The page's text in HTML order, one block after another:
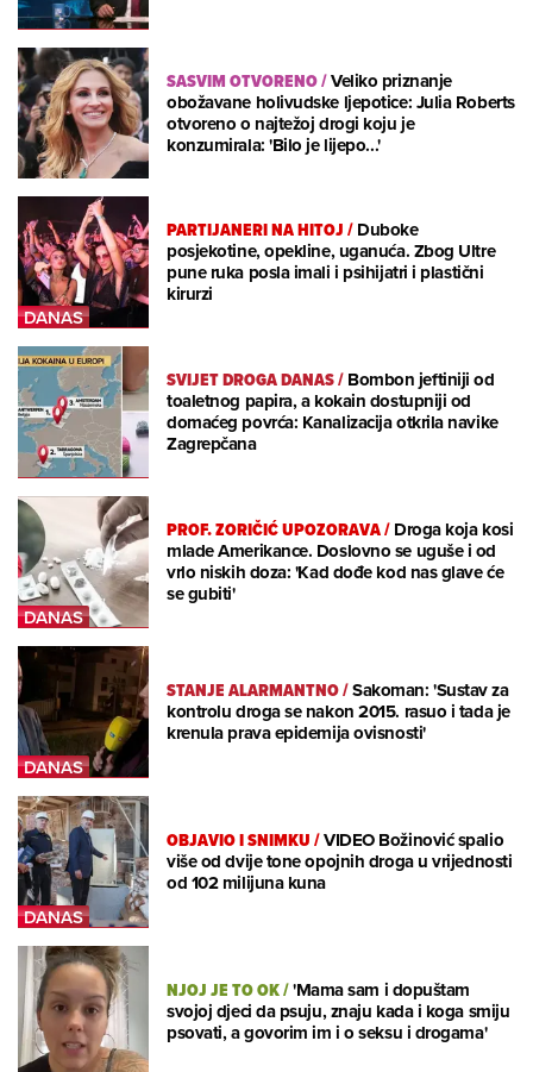
SASVIM OTVORENO/Veliko priznanje
obožavane holivudske ljepotice: Julia Roberts
otvoreno o najtežoj drogi koju je
konzumirala: 'Bilo je lijepo...'
PARTIJANERI NA HITOJ/Duboke
posjekotine, opekline, uganuća. Zbog Ultre
pune ruka posla imali i psihijatri i plastični
kirurzi
SVIJET DROGA DANAS/Bombon jeftiniji od
toaletnog papira, a kokain dostupniji od
domaćeg povrća: Kanalizacija otkrila navike
Zagrepčana
PROF. ZORIČIĆ UPOZORAVA/Droga koja kosi
mlade Amerikance. Doslovno se uguše i od
vrlo niskih doza: 'Kad dođe kod nas glave će
se gubiti'
STANJE ALARMANTNO/Sakoman: 'Sustav za
kontrolu droga se nakon 2015. rasuo i tada je
krenula prava epidemija ovisnosti'
OBJAVIO I SNIMKU/VIDEO Božinović spalio
više od dvije tone opojnih droga u vrijednosti
od 102 milijuna kuna
NJOJ JE TO OK/'Mama sam i dopuštam
svojoj djeci da psuju, znaju kada i koga smiju
psovati, a govorim im i o seksu i drogama'